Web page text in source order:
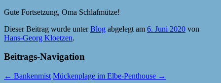
Gute Fortsetzung, Oma Schlafmütze!
Dieser Beitrag wurde unterBlog abgelegt am 6. Juni 2020 von
Hans-Georg Kloetzen.
Beitrags-Navigation
← Bankenmist Mückenplage im Elbe-Penthouse →